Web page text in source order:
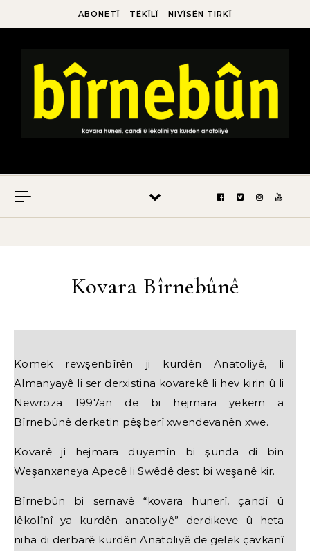
ABONETÎ TÊKÎLÎ NIVÎSÊN TIRKÎ
Kovara Bîrnebûnê
Komek rewşenbîrên ji kurdên Anatoliyê, li
Almanyayê li ser derxistina kovarekê li hev kirin û li
Newroza 1997an de bi hejmara yekem a
Bîrnebûnê derketin pêşberî xwendevanên xwe.
Kovarê ji hejmara duyemîn bi şunda di bin
Weşanxaneya Apecê li Swêdê dest bi weşanê kir.
Bîrnebûn bi sernavê “kovara hunerî, çandî û
lêkolînî ya kurdên anatoliyê” derdikeve û heta
niha di derbarê kurdên Anatoliyê de gelek çavkanî